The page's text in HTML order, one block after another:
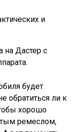
и
на Дастер с
будет
обратиться ли к
хорошо
ремеслом,